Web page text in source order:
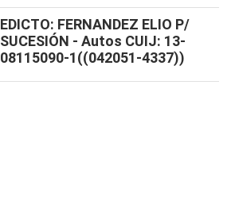
EDICTO: FERNANDEZ ELIO P/
SUCESIÓN - Autos CUIJ: 13-
08115090-1((042051-4337))